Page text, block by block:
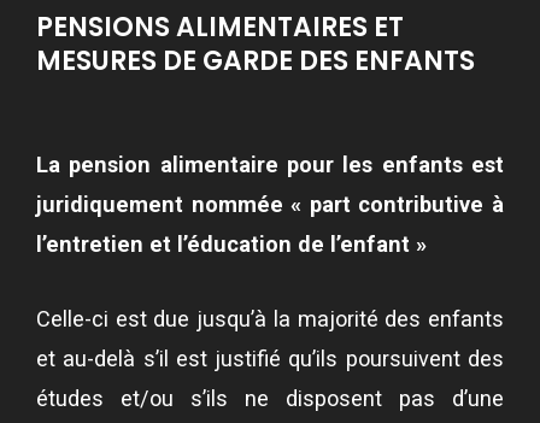
PENSIONS ALIMENTAIRES ET
MESURES DE GARDE DES ENFANTS
La pension alimentaire pour les enfants est
juridiquement nommée « part contributive à
l’entretien et l’éducation de l’enfant »
Celle-ci est due jusqu’à la majorité des enfants
et au-delà s’il est justifié qu’ils poursuivent des
études et/ou s’ils ne disposent pas d’une